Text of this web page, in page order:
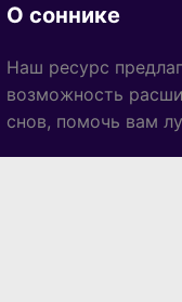
О соннике
Наш ресурс
возможность
снов, помочь вам